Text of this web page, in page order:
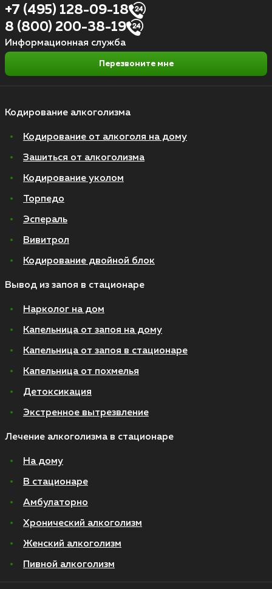
Кодирование алкоголизма
Кодирование от алкоголя на дому
Зашиться от алкоголизма
Кодирование уколом
Торпедо
Эспераль
Вивитрол
Кодирование двойной блок
Вывод из запоя в стационаре
Нарколог на дом
Капельница от запоя на дому
Капельница от запоя в стационаре
Капельница от похмелья
Детоксикация
Экстренное вытрезвление
Лечение алкоголизма в стационаре
На дому
В стационаре
Амбулаторно
Хронический алкоголизм
Женский алкоголизм
Пивной алкоголизм
+7 (495) 128-09-18
8 (800) 200-38-19
Информационная служба
Перезвоните мне